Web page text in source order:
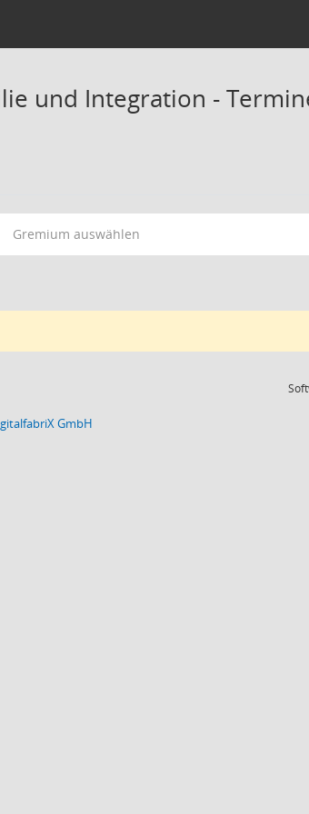
und Integration -
Gremium auswählen
GmbH